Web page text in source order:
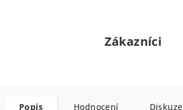
Zákazníci
Popis Hodnocení Diskuze